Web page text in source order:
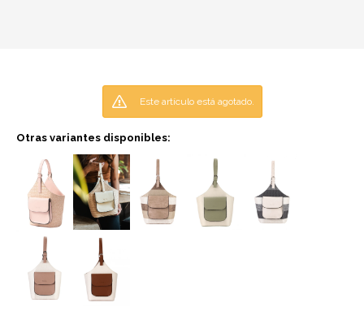
Este artículo está agotado.
Otras variantes disponibles: